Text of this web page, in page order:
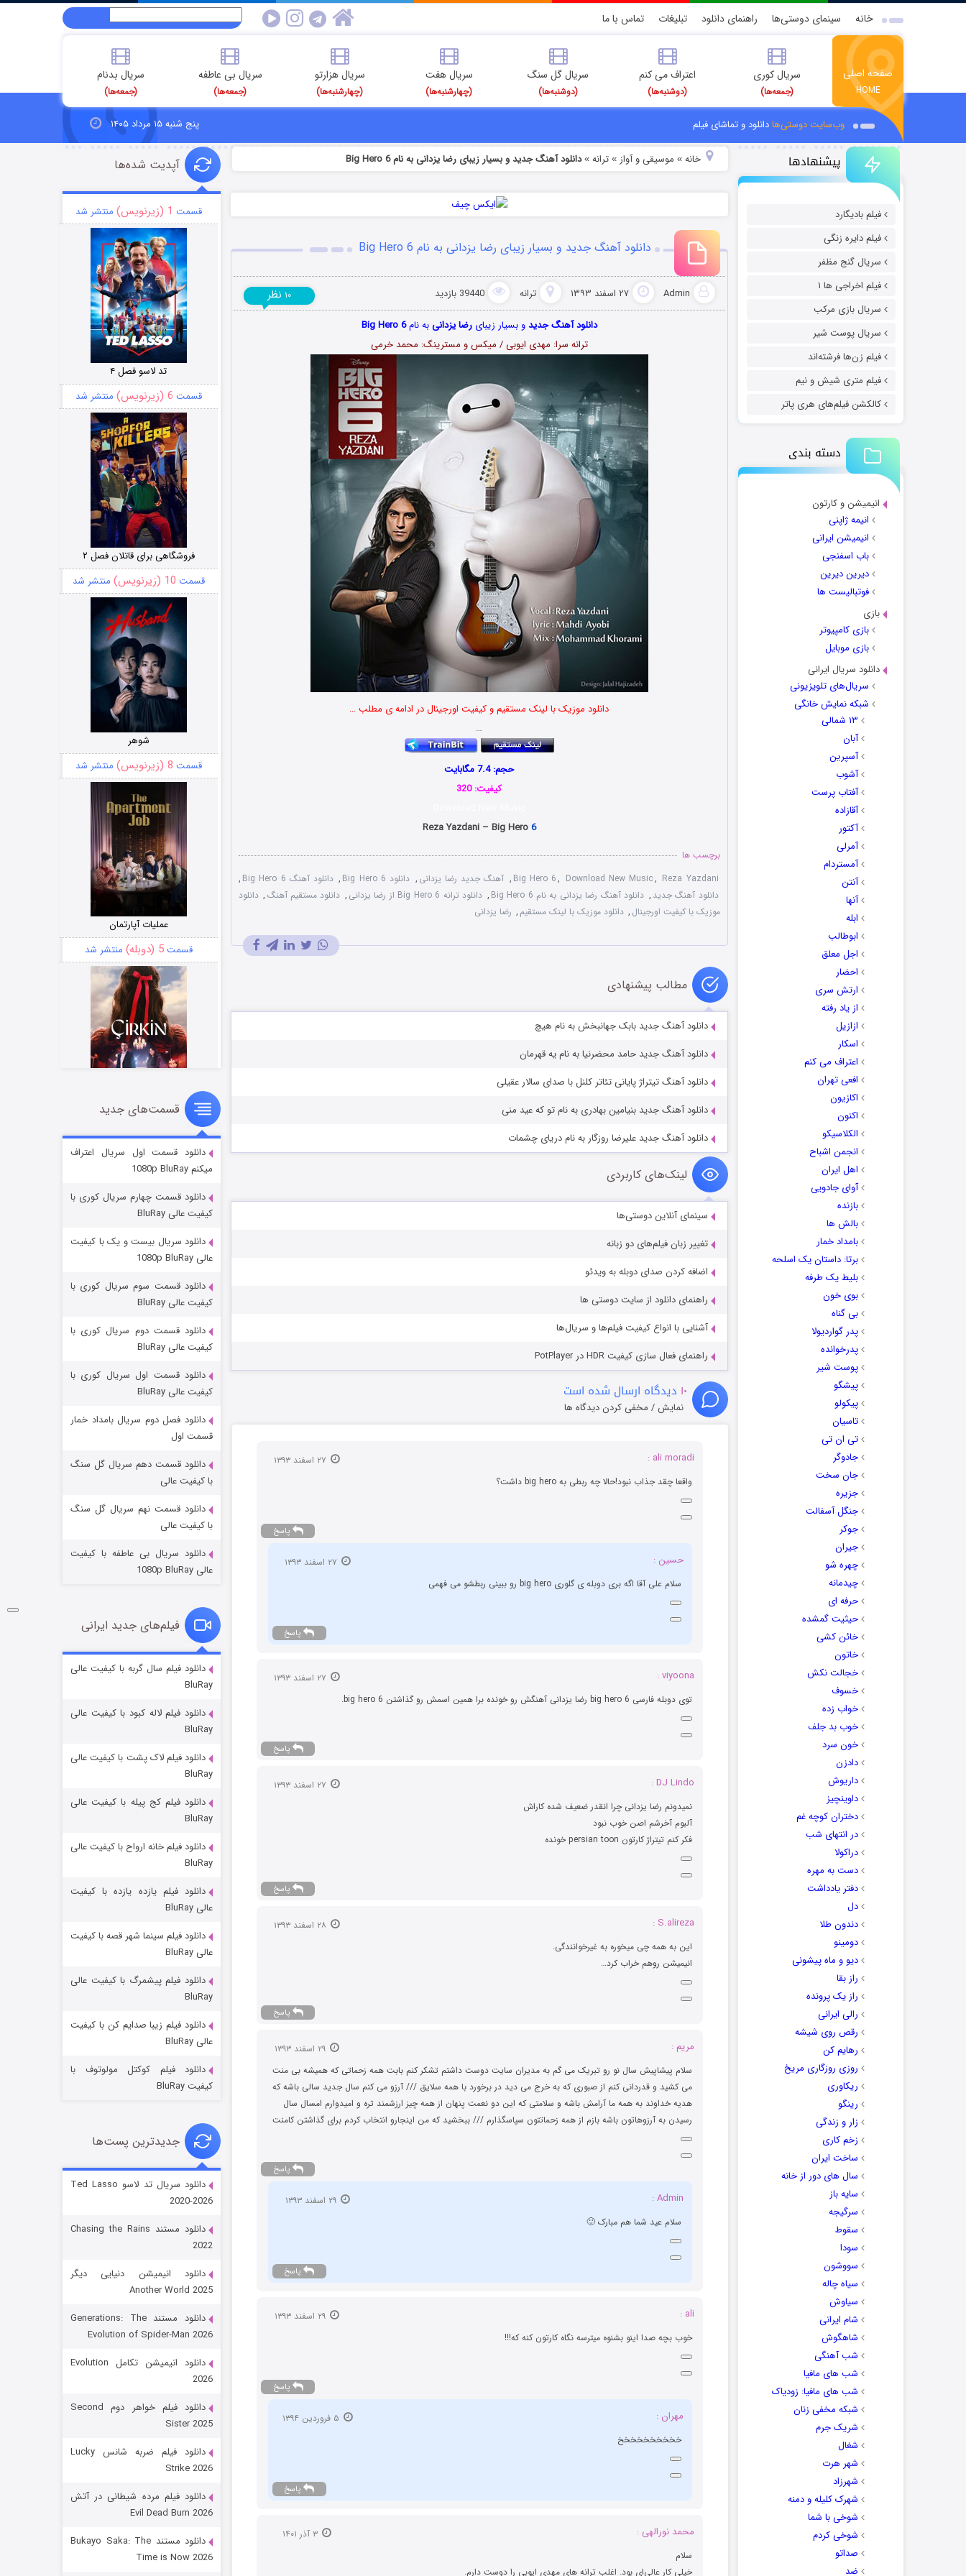
خانه سینمای دوستی‌ها راهنمای دانلود تبلیغات تماس با ما
صفحه اصلی
HOME
سریال کوری
(جمعه‌ها)
اعتراف می کنم
(دوشنبه‌ها)
سریال گل سنگ
(دوشنبه‌ها)
سریال هفت
(چهارشنبه‌ها)
سریال هزارتو
(چهارشنبه‌ها)
سریال بی عاطفه
(جمعه‌ها)
سریال بدنام
(جمعه‌ها)
وب‌سایت دوستی‌هادانلود و تماشای فیلم پنج شنبه ۱۵ مرداد ۱۴۰۵
پیشنهادها
فیلم بادیگارد
فیلم دایره زنگی
سریال گنج مظفر
فیلم اخراجی ها ۱
سریال بازی مرکب
سریال پوست شیر
فیلم زن‌ها فرشته‌اند
فیلم متری شیش و نیم
کالکشن فیلم‌های هری پاتر
دسته بندی
انیمیشن و کارتون
انیمه ژاپنی
انیمیشن ایرانی
باب اسفنجی
دیرین دیرین
فوتبالیست ها
بازی
بازی کامپیوتر
بازی موبایل
دانلود سریال ایرانی
سریال‌های تلویزیونی
شبکه نمایش خانگی
۱۳ شمالی
آبان
آسپرین
آشوب
آفتاب پرست
آقازاده
آکتور
آمرلی
آمستردام
آنتن
آنها
ابله
ابوطالب
اجل معلق
احضار
ارتش سری
از یاد رفته
ازازیل
اسکار
اعتراف می کنم
افعی تهران
اکازیون
اکنون
الکلاسیکو
انجمن اشباح
اهل ایران
آوای جادویی
بازنده
بالش ها
بامداد خمار
برتا: داستان یک اسلحه
بلیط یک‌‌ طرفه
بوی خون
بی گناه
پدر گواردیولا
پدرخوانده
پوست شیر
پیشگو
پیکولو
تاسیان
تی ان تی
جادوگر
جان سخت
جزیره
جنگل آسفالت
جوکر
جیران
چهره شو
چیدمانه
حرفه ای
حیثیت گمشده
خائن کشی
خاتون
خجالت نکش
خسوف
خواب زده
خوب بد جلف
خون سرد
دادزن
داریوش
داوینچیز
دختران کوچه غم
در انتهای شب
دراکولا
دست به مهره
دفتر یادداشت
دل
دندون طلا
دومینو
دیو و ماه پیشونی
راز بقا
راز یک پرونده
رالی ایرانی
رقص روی شیشه
رهایم کن
روزی روزگاری مریخ
ریکاوری
رینگو
زار و زندگی
زخم کاری
ساخت ایران
سال های دور از خانه
سایه باز
سرگیجه
سقوط
سودا
سووشون
سیاه چاله
سیاوش
شام ایرانی
شاهگوش
شب آهنگی
شب های مافیا
شب های مافیا: زودیاک
شبکه مخفی زنان
شریک جرم
شغال
شهر هرت
شهرزاد
شهرک کلیله و دمنه
شوخی با شما
شوخی کردم
صداتو
ضد
خانه» موسیقی و آواز » ترانه»دانلود آهنگ جدید و بسیار زیبای رضا یزدانی به نام Big Hero 6
دانلود آهنگ جدید و بسیار زیبای رضا یزدانی به نام Big Hero 6
Admin ۲۷ اسفند ۱۳۹۳ ترانه 39440 بازدید ۱۰ نظر
دانلود آهنگ جدیدو بسیار زیبای رضا یزدانیبه نامBig Hero 6
ترانه سرا: مهدی ایوبی / میکس و مسترینگ: محمد خرمی
دانلود موزیک با لینک مستقیم و کیفیت اورجینال در ادامه ی مطلب …
…
حجم: 7.4 مگابایت
کیفیت: 320
Reza Yazdani – Big Hero6
برچسب ها
Big Hero 6, Download New Music, Reza Yazdani
, آهنگ جدید رضا یزدانی , دانلود Big Hero 6 , دانلود آهنگ Big Hero 6
,
دانلود آهنگ جدید , دانلود آهنگ رضا یزدانی به نام Big Hero 6 , دانلود ترانه Big Hero 6 از رضا یزدانی , دانلود مستقیم آهنگ , دانلود
موزیک با کیفیت اورجینال , دانلود موزیک با لینک مستقیم , رضا یزدانی
مطالب پیشنهادی
دانلود آهنگ جدید بابک جهانبخش به نام هیچ
دانلود آهنگ جدید حامد محضرنیا به نام یه قهرمان
دانلود آهنگ تیتراژ پایانى تئاتر کلنل با صدای سالار عقیلی
دانلود آهنگ جدید بنیامین بهادری به نام تو که عید منی
دانلود آهنگ جدید علیرضا روزگار به نام دریای چشمات
لینک‌های کاربردی
سینمای آنلاین دوستی‌ها
تغییر زبان فیلم‌های دو زبانه
اضافه کردن صدای دوبله به ویدئو
راهنمای دانلود از سایت دوستی ها
آشنایی با انواع کیفیت فیلم‌ها و سریال‌ها
راهنمای فعال سازی کیفیت HDR در PotPlayer
۱۰ دیدگاه ارسال شده است
نمایش / مخفی کردن دیدگاه ها
ali moradi :
واقعا چقد جذاب نبود!حالا چه ربطی به big hero داشت؟
پاسخ
حسین :
سلام علی آقا اگه بری دوبله ی گلوری big hero رو ببینی ربطشو می فهمی
پاسخ
viyoona :
توی دوبله فارسی big hero 6 رضا یزدانی آهنگش رو خونده برا همین اسمش رو گذاشتن big hero 6.
پاسخ
DJ Lindo :
نمیدونم رضا یزدانی چرا انقدر ضعیف شده کاراش
آلبوم آخرشم اصن خوب نبود
فکر کنم تیتراژ کارتون persian toon خونده
پاسخ
S.alireza :
این به همه چی میخوره به غیرخوانندگی.
انیمیشن روهم خراب کرد…
پاسخ
مریم :
سلام پیشاپیش سال نو رو تبریک می گم به مدیران سایت دوست داشتم تشکر کنم بابت همه زحماتی که همیشه بی منت
می کشید و قدردانی کنم از صبوری که به خرج می دید در برخورد با همه سلایق /// آرزو می کنم سال جدید سالی باشه که
هدیه خداوند به همه ما آرامش باشه و سلامتی که این دو نعمت پنهان از همه چیز ارزشمند تره و امیدوارم امسال سال
رسیدن به آرزوهاتون باشه بازم از همه زحماتتون سپاسگذارم /// ببخشید که من اینجارو انتخاب کردم برای گذاشتن کامنت
پاسخ
Admin :
۲۹ اسفند ۱۳۹۳
سلام عید شما هم مبارک 🙂
پاسخ
ali :
خوب بچه صدا اینو بشنوه میترسه نگاه کارتون کنه که!!!
پاسخ
مهران :
خخخخخخخخخخ
پاسخ
محمد نورالهی :
سلام
خیلی کار عالی‌ای بود. اغلب ترانه های مهدی ایوبی را دوست دارم.
آپدیت شده‌ها
قسمت 1 (زیرنویس) منتشر شد
تد لاسو فصل ۴
قسمت 6 (زیرنویس) منتشر شد
فروشگاهی برای قاتلان فصل ۲
قسمت 10 (زیرنویس) منتشر شد
شوهر
قسمت 8 (زیرنویس) منتشر شد
عملیات آپارتمان
قسمت5 (دوبله) منتشر شد
سریال زشت
قسمت2 (زیرنویس) منتشر شد
مردگان متحرک: شهر مرده ۳
شکست استوارت در نجات جهان
قسمت 7 (زیرنویس) منتشر شد
شوگر فصل ۲
قسمت
خاندان اژدها فصل ۳
جادوگری در مغولستان
قسمت
رویایی برای تو
قسمت15 (دوبله)
قسمت‌های جدید
دانلود قسمت اول سریال اعتراف
میکنم 1080p BluRay
دانلود قسمت چهارم سریال کوری با
کیفیت عالی BluRay
دانلود سریال بیست و یک با کیفیت
عالی 1080p BluRay
دانلود قسمت سوم سریال کوری با
کیفیت عالی BluRay
دانلود قسمت دوم سریال کوری با
کیفیت عالی BluRay
دانلود قسمت اول سریال کوری با
کیفیت عالی BluRay
دانلود فصل دوم سریال بامداد خمار
قسمت اول
دانلود قسمت دهم سریال گل سنگ
با کیفیت عالی
دانلود قسمت نهم سریال گل سنگ
با کیفیت عالی
دانلود سریال بی عاطفه با کیفیت
عالی 1080p BluRay
فیلم‌های جدید ایرانی
دانلود فیلم سال گربه با کیفیت عالی
BluRay
دانلود فیلم لاله کبود با کیفیت عالی
BluRay
دانلود فیلم لاک پشت با کیفیت عالی
BluRay
دانلود فیلم کج‌ پیله با کیفیت عالی
BluRay
دانلود فیلم خانه ارواح با کیفیت عالی
BluRay
دانلود فیلم یازده یازده با کیفیت
عالی BluRay
دانلود فیلم سینما شهر قصه با کیفیت
عالی BluRay
دانلود فیلم پیشمرگ با کیفیت عالی
BluRay
دانلود فیلم زیبا صدایم کن با کیفیت
عالی BluRay
دانلود فیلم کوکتل مولوتوف با
کیفیت BluRay
جدیدترین پست‌ها
دانلود سریال تد لاسو Ted Lasso
2020-2026
دانلود مستند Chasing the Rains
2022
دانلود انیمیشن دنیایی دیگر
Another World 2025
دانلود مستند Generations: The
Evolution of Spider-Man 2026
دانلود انیمیشن تکامل Evolution
2026
دانلود فیلم خواهر دوم Second
Sister 2025
دانلود فیلم ضربه شانس Lucky
Strike 2026
دانلود فیلم مرده شیطانی در آتش
Evil Dead Burn 2026
دانلود مستند Bukayo Saka: The
Time is Now 2026